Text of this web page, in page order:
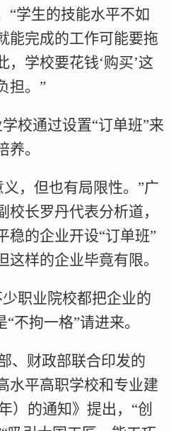
“学生的技能水平不如
能完成的工作可能要拖
，学校要花钱‘购买’这
担。”
校通过设置“订单班”来
。
义，但也有局限性。”广
长罗丹代表分析道，
稳的企业开设“订单班”
样的企业毕竟有限。
职业院校都把企业的
不拘一格”请进来。
、财政部联合印发的
水平高职学校和专业建
）的通知》提出，“创